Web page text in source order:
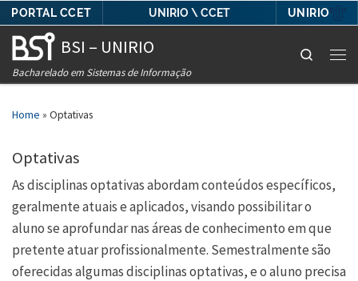
PORTAL CCET UNIRIO \ CCET UNIRIO
Skip to content
BSI – UNIRIO
Bacharelado em Sistemas de Informação
Search
Home » Optativas
Optativas
As disciplinas optativas abordam conteúdos específicos,
geralmente atuais e aplicados, visando possibilitar o
aluno se aprofundar nas áreas de conhecimento em que
pretente atuar profissionalmente. Semestralmente são
oferecidas algumas disciplinas optativas, e o aluno precisa